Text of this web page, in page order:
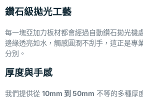
鑽石級拋光工藝
每一塊亞加力板材都會經過自動鑽石拋光機
邊緣透亮如水，觸感圓潤不刮手，這正是專
分別。
厚度與手感
我們提供從 10mm 到 50mm 不等的多種厚